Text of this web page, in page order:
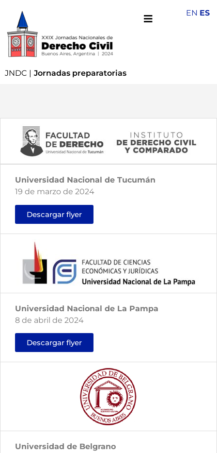
JNDC | Jornadas preparatorias
Universidad Nacional de Tucumán
19 de marzo de 2024
Descargar flyer
Universidad Nacional de La Pampa
8 de abril de 2024
Descargar flyer
Universidad de Belgrano
EN ES